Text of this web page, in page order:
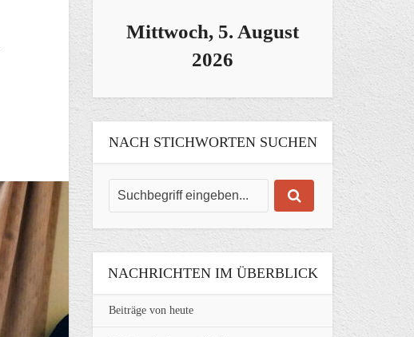
Mittwoch, 5. August
2026
NACH STICHWORTEN SUCHEN
NACHRICHTEN IM ÜBERBLICK
Beiträge von heute